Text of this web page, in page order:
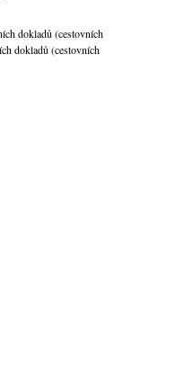
dokladů (cestovních
dokladů (cestovních